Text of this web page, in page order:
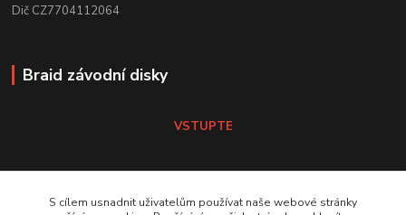
Dič CZ7704112064
Braid závodní disky
VSTUPTE
S cílem usnadnit uživatelům používat naše webové stránky